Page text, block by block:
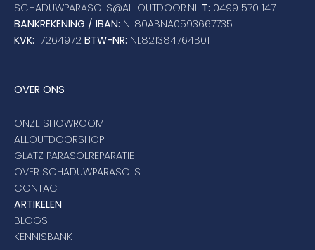
SCHADUWPARASOLS@ALLOUTDOOR.NL T: 0499 570 147
BANKREKENING / IBAN: NL80ABNA0593667735
KVK: 17264972 BTW-NR: NL821384764B01
OVER ONS
ONZE SHOWROOM
ALLOUTDOORSHOP
GLATZ PARASOLREPARATIE
OVER SCHADUWPARASOLS
CONTACT
ARTIKELEN
BLOGS
KENNISBANK